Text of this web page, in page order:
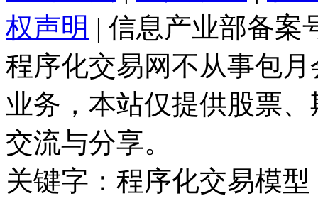
权声明 | 信息产业部备案
程序化交易网不从事包
业务，本站仅提供股票
交流与分享。
关键字：程序化交易模